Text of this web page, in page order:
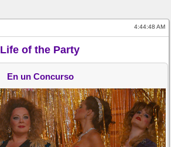
4:44:48 AM
Life of the Party
En un Concurso